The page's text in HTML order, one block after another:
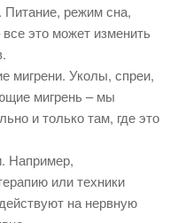
Питание, режим сна,
это может изменить
мигрени. Уколы, спреи,
мигрень – мы
и только там, где это
Например,
или техники
на нервную